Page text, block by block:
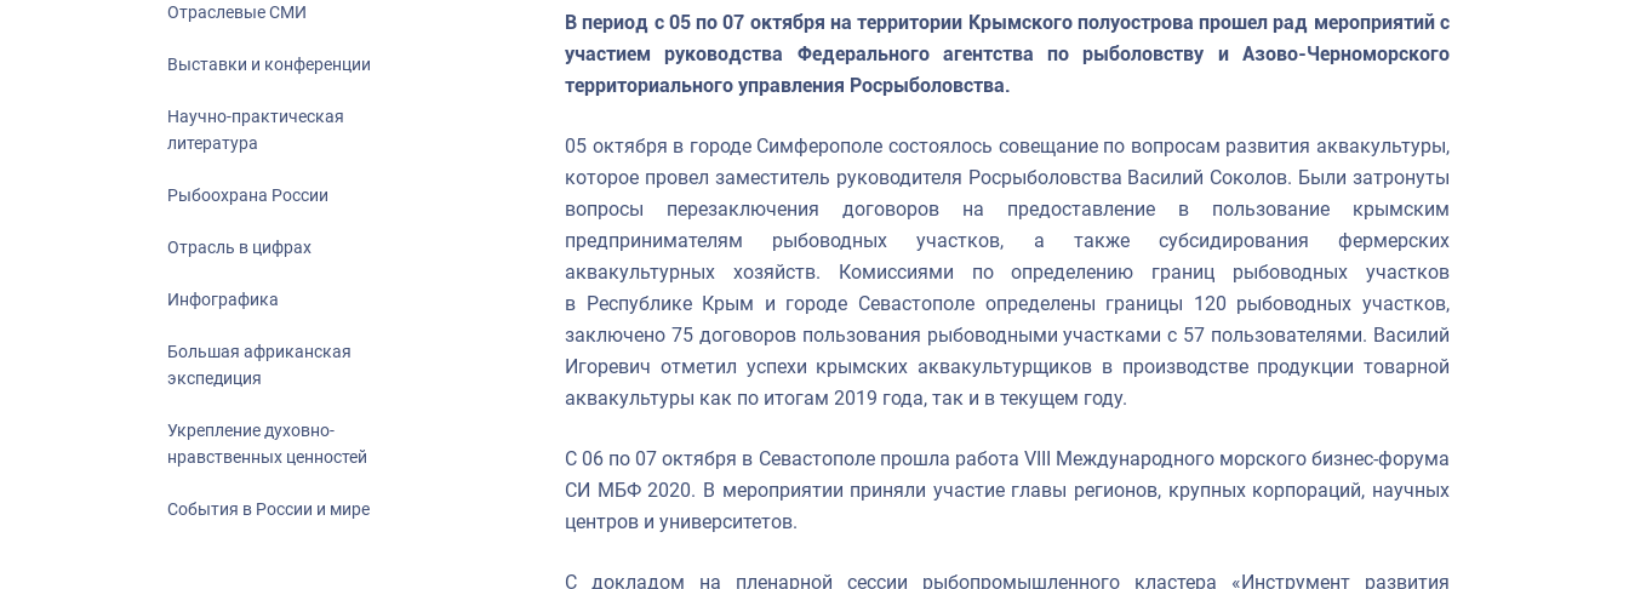
Отраслевые СМИ
Выставки и конференции
Научно-практическая
литература
Рыбоохрана России
Отрасль в цифрах
Инфографика
Большая африканская
экспедиция
Укрепление духовно-
нравственных ценностей
События в России и мире
В период с 05 по 07 октября на территории Крымского полуострова прошел рад мероприятий с
участием руководства Федерального агентства по рыболовству и Азово-Черноморского
территориального управления Росрыболовства.
05 октября в городе Симферополе состоялось совещание по вопросам развития аквакультуры,
которое провел заместитель руководителя Росрыболовства Василий Соколов. Были затронуты
вопросы перезаключения договоров на предоставление в пользование крымским
предпринимателям рыбоводных участков, а также субсидирования фермерских
аквакультурных хозяйств. Комиссиями по определению границ рыбоводных участков
в Республике Крым и городе Севастополе определены границы 120 рыбоводных участков,
заключено 75 договоров пользования рыбоводными участками с 57 пользователями. Василий
Игоревич отметил успехи крымских аквакультурщиков в производстве продукции товарной
аквакультуры как по итогам 2019 года, так и в текущем году.
С 06 по 07 октября в Севастополе прошла работа VIII Международного морского бизнес-форума
СИ МБФ 2020. В мероприятии приняли участие главы регионов, крупных корпораций, научных
центров и университетов.
С докладом на пленарной сессии рыбопромышленного кластера «Инструмент развития